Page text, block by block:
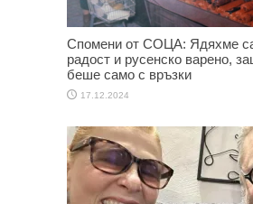
Спомени от СОЦА: Ядяхме
радост и русенско варено,
беше само с връзки
17.12.2024